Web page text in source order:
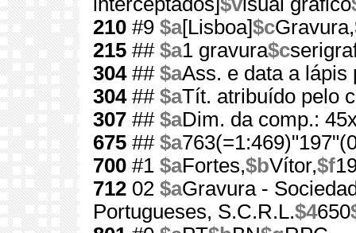
210 #9 $a[Lisboa]$cGravura,
215 ## $a1 gravura$c
304## $aAss. e data a lápis
304## $aTít. atribuído pelo
307 ## $aDim. da comp.:
675 ## $a
700 #1 $aFortes,$bVítor,$f
712 02 $aGravura -
Portugueses, S.C.R.L.$4650